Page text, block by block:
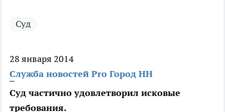
Суд
28 января 2014
Служба новостей Pro Город НН
Суд частично удовлетворил исковые
требования.